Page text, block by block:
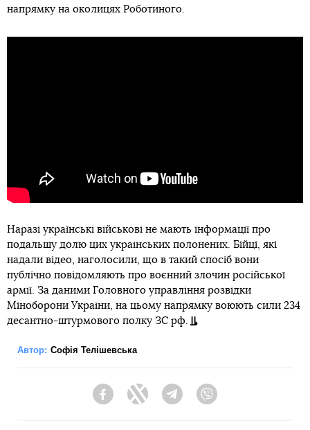
напрямку на околицях Роботиного.
Наразі українські військові не мають інформації про
подальшу долю цих українських полонених. Бійці, які
надали відео, наголосили, що в такий спосіб вони
публічно повідомляють про воєнний злочин російської
армії. За даними Головного управління розвідки
Міноборони України, на цьому напрямку воюють сили 234
десантно-штурмового полку ЗС рф.
Автор: Софія Телішевська
FacebookTwitter Telegram